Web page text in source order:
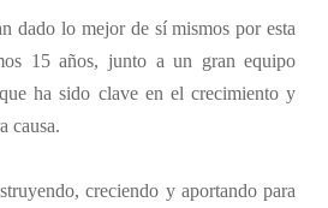
dado lo mejor de sí mismos por esta
15 años, junto a un gran equipo
ha sido clave en el crecimiento y
causa.
creciendo y aportando para